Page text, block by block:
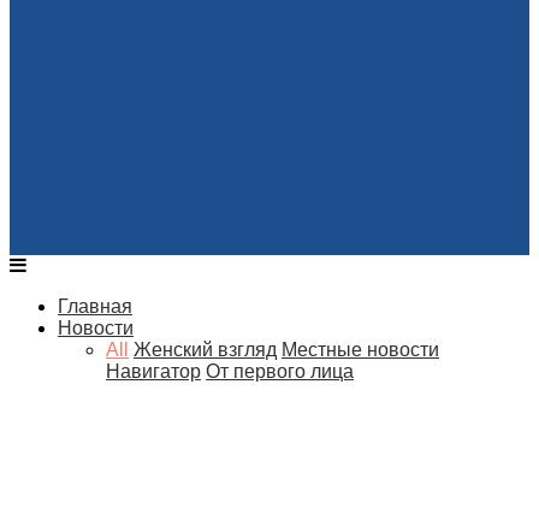
Главная
Новости
All
Женский взгляд Местные новости
Навигатор От первого лица